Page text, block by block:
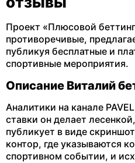
Проект «Плюсовой
противоречивые,
публикуя бесплатные и
спортивные мероприятия.
Описание Виталий
Аналитики на канале
ставки он делает
публикует в виде
контор, где указываются
спортивном событии, и